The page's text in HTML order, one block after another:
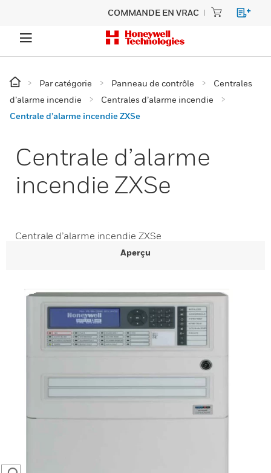
COMMANDE EN VRAC
Par catégorie Panneau de contrôle
Centrales
d’alarme incendie
Centrales d’alarme incendie
Centrale d’alarme incendie ZXSe
Centrale d’alarme
incendie ZXSe
Centrale d’alarme incendie ZXSe
Aperçu